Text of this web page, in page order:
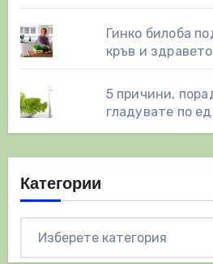
Гинко билоба
кръв и
5 причини,
гладувате по
Категории